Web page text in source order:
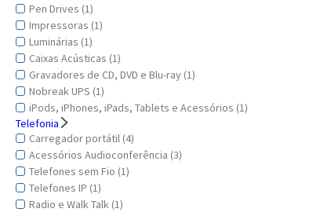
Pen Drives (1)
Impressoras (1)
Luminárias (1)
Caixas Acústicas (1)
Gravadores de CD, DVD e Blu-ray (1)
Nobreak UPS (1)
iPods, iPhones, iPads, Tablets e Acessórios (1)
Telefonia
Carregador portátil (4)
Acessórios Audioconferência (3)
Telefones sem Fio (1)
Telefones IP (1)
Radio e Walk Talk (1)